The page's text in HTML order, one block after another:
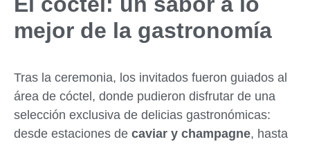
mejor de la gastronomía
Tras la ceremonia, los invitados fueron guiados al
área de cóctel, donde pudieron disfrutar de una
selección exclusiva de delicias gastronómicas:
desde estaciones de caviar y champagne, hasta